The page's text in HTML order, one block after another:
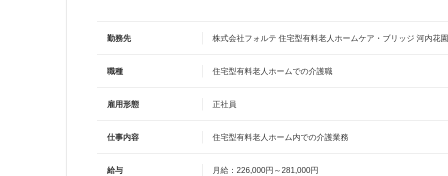
勤務先 株式会社フォルテ 住宅型有料老人ホームケア・ブリッジ 河内花園
職種 住宅型有料老人ホームでの介護職
雇用形態 正社員
仕事内容 住宅型有料老人ホーム内での介護業務
給与 月給：226,000円～281,000円